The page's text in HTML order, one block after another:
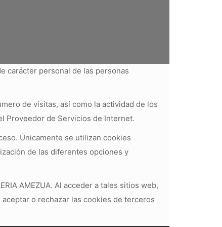
carácter personal de las personas
de visitas, así como la actividad de los
Proveedor de Servicios de Internet.
Únicamente se utilizan cookies
de las diferentes opciones y
AMEZUA. Al acceder a tales sitios web,
o rechazar las cookies de terceros